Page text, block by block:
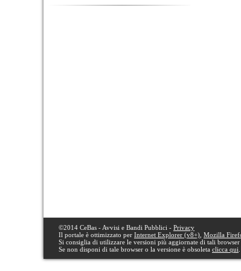
©2014 CeBas - Avvisi e Bandi Pubblici - Privacy
Il portale è ottimizzato per Internet Explorer (v8+) Mozilla
Si consiglia di utilizzare le versioni più aggiornate di tali
Se non disponi di tale browser o la versione è obsoleta clicca qui